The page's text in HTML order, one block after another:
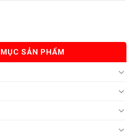
SẢN PHẨM